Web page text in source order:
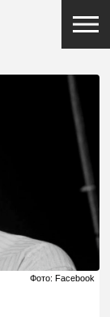
Фото: Facebook